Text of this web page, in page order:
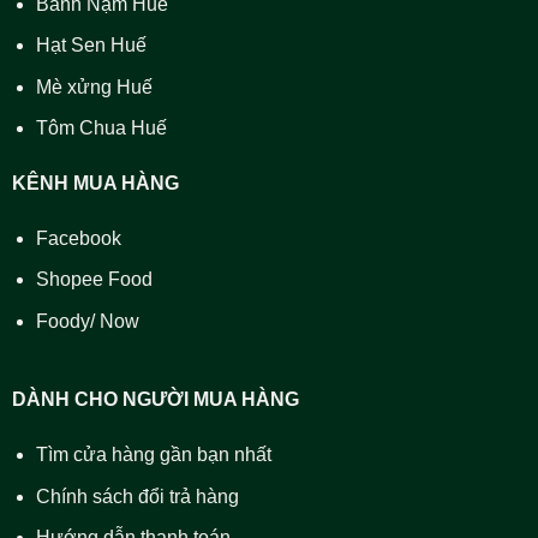
Hạt Sen Huế
Mè xửng Huế
Tôm Chua Huế
KÊNH MUA HÀNG
Facebook
Shopee Food
Foody/ Now
DÀNH CHO NGƯỜI MUA HÀNG
Tìm cửa hàng gần bạn nhất
Chính sách đổi trả hàng